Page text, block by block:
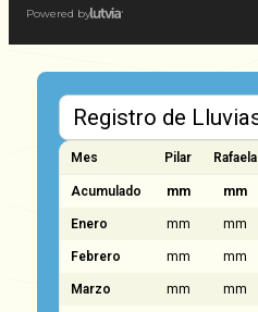
Powered by
Mes Pilar Rafaela
Acumulado mm mm
Enero mm mm
Febrero mm mm
Marzo mm mm